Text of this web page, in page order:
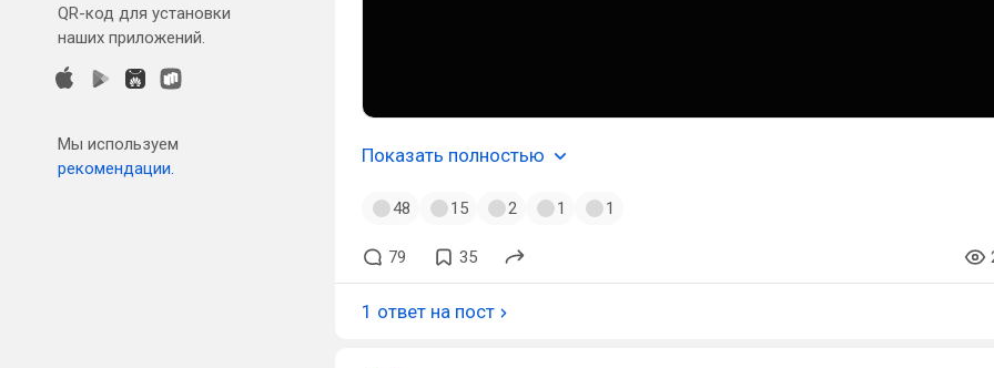
QR-код для установки
наших приложений.
Мы используем
рекомендации.
Показать полностью
48 15 2 1 1
79 35
1 ответ на пост